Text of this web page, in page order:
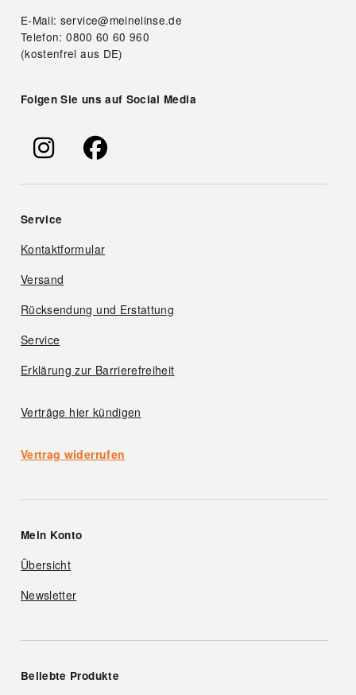
E-Mail: service@meinelinse.de
Telefon: 0800 60 60 960
(kostenfrei aus DE)
Folgen Sie uns auf Social Media
Service
Kontaktformular
Versand
Rücksendung und Erstattung
Service
Erklärung zur Barrierefreiheit
Verträge hier kündigen
Vertrag widerrufen
Mein Konto
Übersicht
Newsletter
Beliebte Produkte